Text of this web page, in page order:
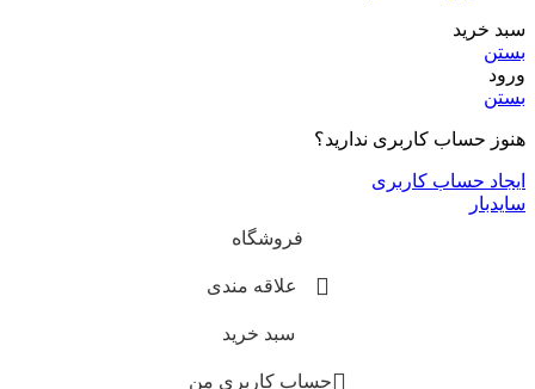
سبد خرید
بستن
ورود
بستن
هنوز حساب کاربری ندارید؟
ایجاد حساب کاربری
سایدبار
فروشگاه
علاقه مندی
سبد خرید
حساب کاربری من